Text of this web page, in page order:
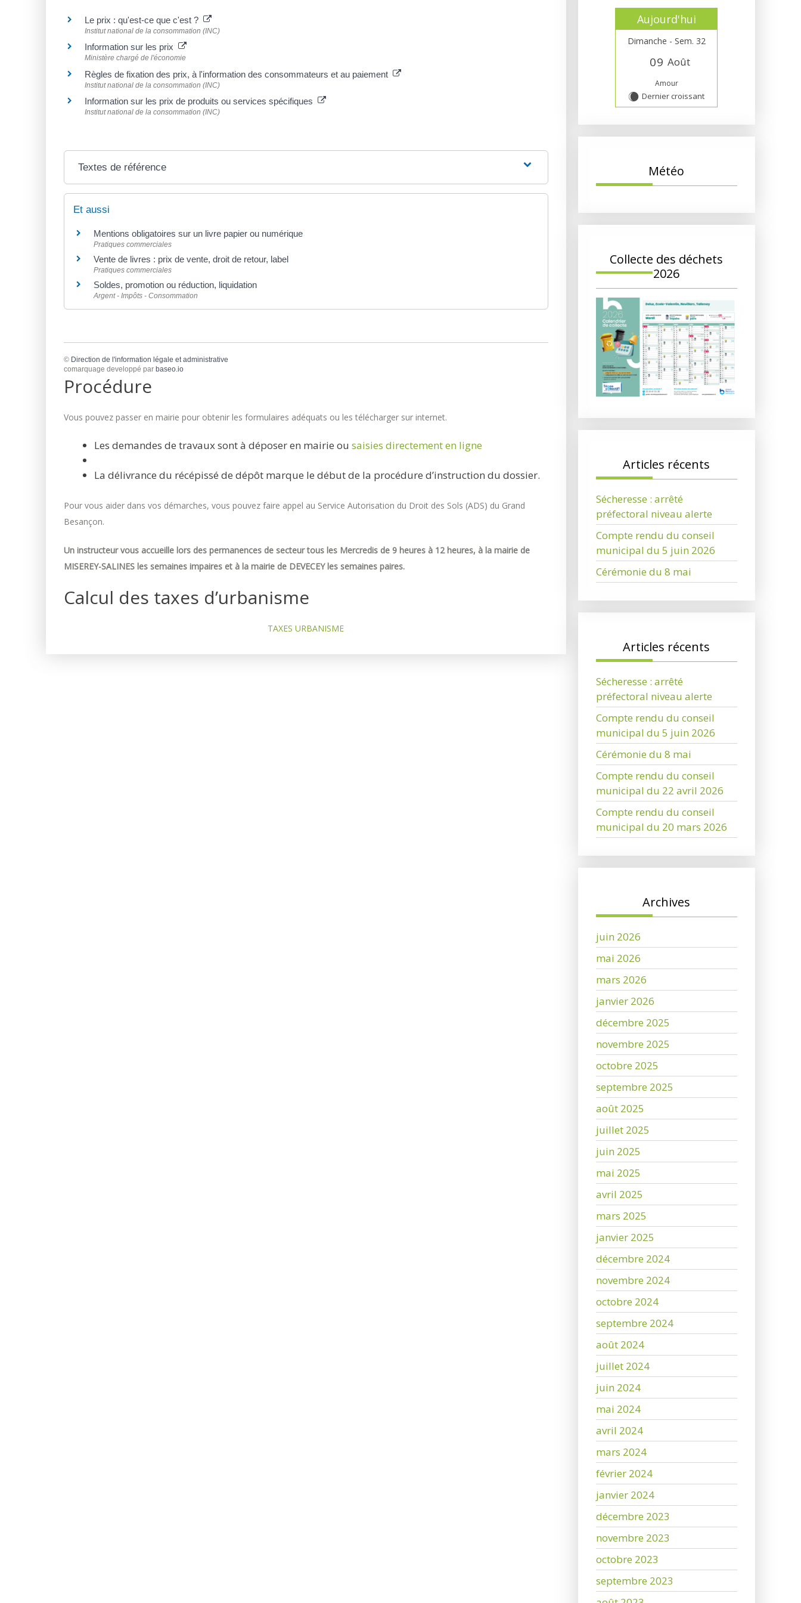
Le prix : qu'est-ce que c'est ?
Institut national de la consommation (INC)
Information sur les prix
Ministère chargé de l'économie
Règles de fixation des prix, à l'information des consommateurs et au paiement
Institut national de la consommation (INC)
Information sur les prix de produits ou services spécifiques
Institut national de la consommation (INC)
Textes de référence
Et aussi
Mentions obligatoires sur un livre papier ou numérique
Pratiques commerciales
Vente de livres : prix de vente, droit de retour, label
Pratiques commerciales
Soldes, promotion ou réduction, liquidation
Argent - Impôts - Consommation
© Direction de l'information légale et administrative
comarquage developpé par baseo.io
Procédure
Vous pouvez passer en mairie pour obtenir les formulaires adéquats ou les télécharger sur internet.
Les demandes de travaux sont à déposer en mairie ou saisies directement en ligne
La délivrance du récépissé de dépôt marque le début de la procédure d’instruction du dossier.
Pour vous aider dans vos démarches, vous pouvez faire appel au Service Autorisation du Droit des Sols (ADS) du Grand
Besançon.
Un instructeur vous accueille lors des permanences de secteur tous les Mercredis de 9 heures à 12 heures, à la mairie de
MISEREY-SALINES les semaines impaires et à la mairie de DEVECEY les semaines paires.
Calcul des taxes d’urbanisme
TAXES URBANISME
Aujourd'hui
Dimanche - Sem. 32
09 Août
Amour
X Dernier croissant
Météo
Collecte des déchets
2026
Articles récents
Sécheresse : arrêté
préfectoral niveau alerte
Compte rendu du conseil
municipal du 5 juin 2026
Cérémonie du 8 mai
Articles récents
Sécheresse : arrêté
préfectoral niveau alerte
Compte rendu du conseil
municipal du 5 juin 2026
Cérémonie du 8 mai
Compte rendu du conseil
municipal du 22 avril 2026
Compte rendu du conseil
municipal du 20 mars 2026
Archives
juin 2026
mai 2026
mars 2026
janvier 2026
décembre 2025
novembre 2025
octobre 2025
septembre 2025
août 2025
juillet 2025
juin 2025
mai 2025
avril 2025
mars 2025
janvier 2025
décembre 2024
novembre 2024
octobre 2024
septembre 2024
août 2024
juillet 2024
juin 2024
mai 2024
avril 2024
mars 2024
février 2024
janvier 2024
décembre 2023
novembre 2023
octobre 2023
septembre 2023